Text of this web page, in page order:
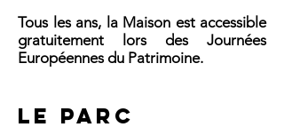
Tous les ans, la Maison est accessible
gratuitement lors des Journées
Européennes du Patrimoine.
LE PARC